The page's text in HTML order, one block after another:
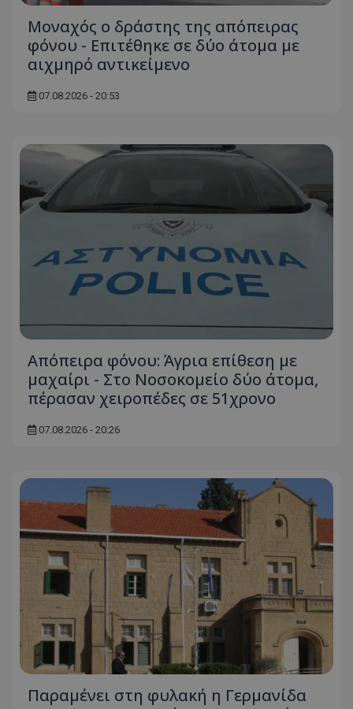
Μοναχός ο δράστης της απόπειρας
φόνου - Επιτέθηκε σε δύο άτομα με
αιχμηρό αντικείμενο
07.08.2026 - 20:53
Απόπειρα φόνου: Άγρια επίθεση με
μαχαίρι - Στο Νοσοκομείο δύο άτομα,
πέρασαν χειροπέδες σε 51χρονο
07.08.2026 - 20:26
Παραμένει στη φυλακή η Γερμανίδα